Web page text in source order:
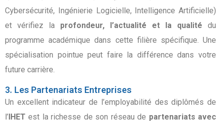
Cybersécurité, Ingénierie Logicielle, Intelligence Artificielle)
et vérifiez la profondeur, l’actualité et la qualité du
programme académique dans cette filière spécifique. Une
spécialisation pointue peut faire la différence dans votre
future carrière.
3. Les Partenariats Entreprises
Un excellent indicateur de l’employabilité des diplômés de
l’IHET est la richesse de son réseau de partenariats avec